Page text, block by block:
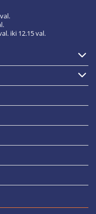
iki 12.15 val.